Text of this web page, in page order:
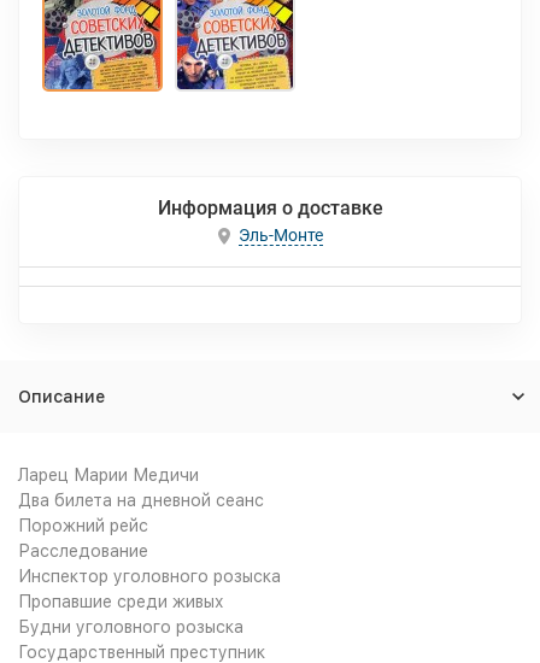
Информация о доставке
Эль-Монте
Описание
Ларец Марии Медичи
Два билета на дневной сеанс
Порожний рейс
Расследование
Инспектор уголовного розыска
Пропавшие среди живых
Будни уголовного розыска
Государственный преступник